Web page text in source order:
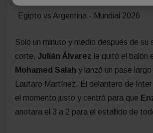
Egipto vs Argentina - Mundial 2026
Solo un minuto y medio después de su
corte, Julián Álvarez le quitó el balón
Mohamed Salah y lanzó un pase
Lautaro Martínez. El delantero de
el momento justo y centró para que
anotara el 3 a 2 para el estallido de